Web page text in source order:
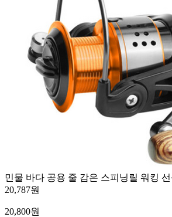
민물 바다 공용 줄 감은 스피닝릴 워킹
20,787원
20,800원